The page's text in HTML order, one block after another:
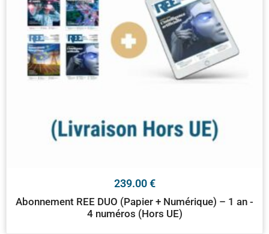
239.00€
Abonnement REE DUO (Papier + Numérique) – 1 an -
4 numéros (Hors UE)